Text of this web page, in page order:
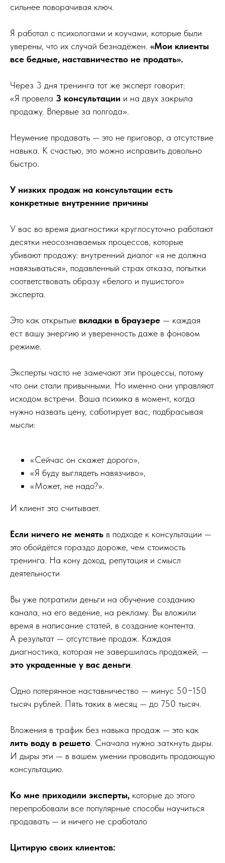
сильнее поворачивая ключ.
Я работал с психологами и коучами, которые были
уверены, что их случай безнадёжен. «Мои клиенты
все бедные, наставничество не продать».
Через 3 дня тренинга тот же эксперт говорит:
«Я провела 3 консультации и на двух закрыла
продажу. Впервые за полгода».
Неумение продавать — это не приговор, а отсутствие
навыка. К счастью, это можно исправить довольно
быстро.
У низких продаж на консультации есть
конкретные внутренние причины
У вас во время диагностики круглосуточно работают
десятки неосознаваемых процессов, которые
убивают продажу: внутренний диалог «я не должна
навязываться», подавленный страх отказа, попытки
соответствовать образу «белого и пушистого»
эксперта.
Это как открытые вкладки в браузере — каждая
ест вашу энергию и уверенность даже в фоновом
режиме.
Эксперты часто не замечают эти процессы, потому
что они стали привычными. Но именно они управляют
исходом встречи. Ваша психика в момент, когда
нужно назвать цену, саботирует вас, подбрасывая
мысли:
«Сейчас он скажет дорого»,
«Я буду выглядеть навязчиво»,
«Может, не надо?».
И клиент это считывает.
Если ничего не менять в подходе к консультации —
это обойдётся гораздо дороже, чем стоимость
тренинга. На кону доход, репутация и смысл
деятельности
Вы уже потратили деньги на обучение созданию
канала, на его ведение, на рекламу. Вы вложили
время в написание статей, в создание контента.
А результат — отсутствие продаж. Каждая
диагностика, которая не завершилась продажей, —
это украденные у вас деньги
Одно потерянное наставничество — минус 50−150
тысяч рублей. Пять таких в месяц — до 750 тысяч.
Вложения в трафик без навыка продаж — это как
лить воду в решето . Сначала нужно заткнуть дыры.
И дыры эти — в вашем умении проводить продающую
консультацию.
Ко мне приходили эксперты, которые до этого
перепробовали все популярные способы научиться
продавать — и ничего не сработало
Цитирую своих клиентов: